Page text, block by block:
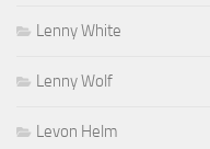
Lenny White
Lenny Wolf
Levon Helm